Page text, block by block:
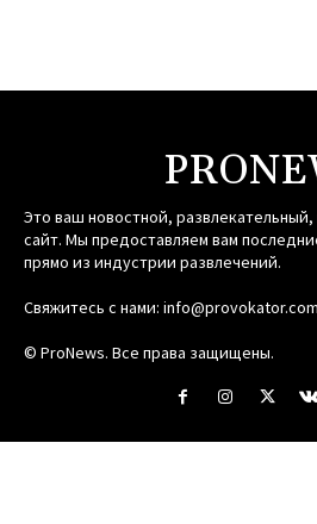
Это ваш новостной,
сайт. Мы предоставляем вам
прямо из индустрии развлечений.
Свяжитесь с нами:
© ProNews. Все права защищены.